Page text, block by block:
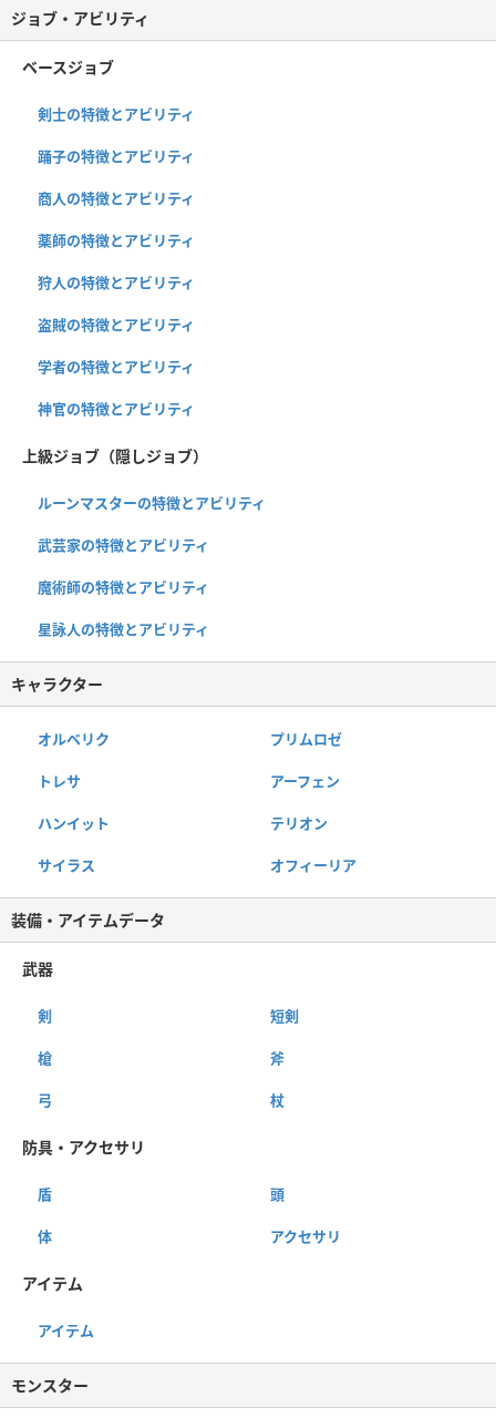
ジョブ・アビリティ
ベースジョブ
剣士の特徴とアビリティ
踊子の特徴とアビリティ
商人の特徴とアビリティ
薬師の特徴とアビリティ
狩人の特徴とアビリティ
盗賊の特徴とアビリティ
学者の特徴とアビリティ
神官の特徴とアビリティ
上級ジョブ（隠しジョブ）
ルーンマスターの特徴とアビリティ
武芸家の特徴とアビリティ
魔術師の特徴とアビリティ
星詠人の特徴とアビリティ
キャラクター
オルベリク プリムロゼ
トレサ アーフェン
ハンイット テリオン
サイラス オフィーリア
装備・アイテムデータ
武器
剣 短剣
槍 斧
弓 杖
防具・アクセサリ
盾 頭
体 アクセサリ
アイテム
アイテム
モンスター